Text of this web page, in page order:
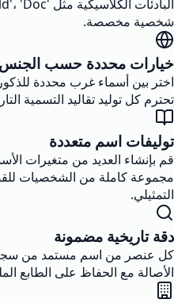
شخصية مخصصة.
خيارات محددة حسب الجنس
اختر بين أسماء غرب محددة
تحترم كل توليد تقاليد التسمية
توليفات اسم متعددة
قم بإنشاء العديد من متغيرات
مجموعة كاملة من الشخصيات
التمثيلي.
دقة تاريخية مضمونة
كل عنصر من اسم مستمد من
الأصالة مع الحفاظ على الطابع